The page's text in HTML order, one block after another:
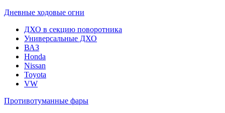
Дневные ходовые огни
ДХО в секцию поворотника
Универсальные ДХО
ВАЗ
Honda
Nissan
Toyota
VW
Противотуманные фары